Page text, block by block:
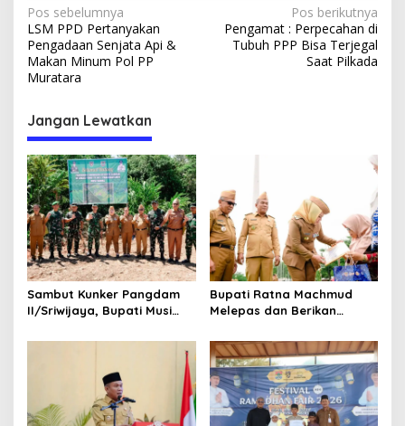
N
a
v
i
g
a
s
i
p
o
s
Pos sebelumnya
LSM PPD Pertanyakan
Pengadaan Senjata Api &
Makan Minum Pol PP
Muratara
Pos berikutnya
Pengamat : Perpecahan di
Tubuh PPP Bisa Terjegal
Saat Pilkada
Jangan Lewatkan
Sambut Kunker Pangdam
II/Sriwijaya, Bupati Musi
Pembangunan Yonif
Bupati Ratna Machmud
Melepas dan Berikan
ASN Purna Tugas Pemkab
Musi Rawas